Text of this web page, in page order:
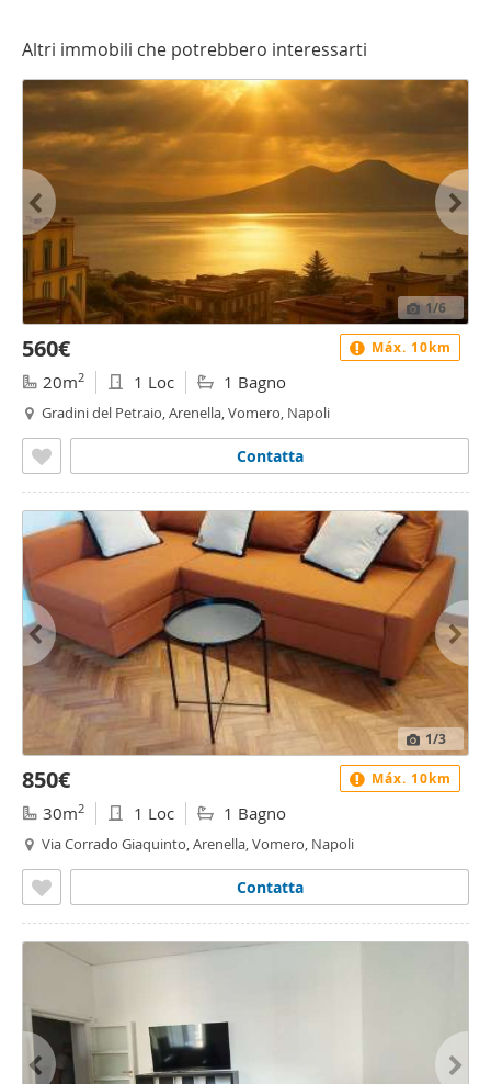
Altri immobili che potrebbero interessarti
1/6
560€
20m2 1 Loc 1 Bagno
Gradini del Petraio, Arenella, Vomero, Napoli
Contatta
Máx. 10km
1/3
850€
30m2 1 Loc 1 Bagno
Via Corrado Giaquinto, Arenella, Vomero, Napoli
Contatta
Máx. 10km